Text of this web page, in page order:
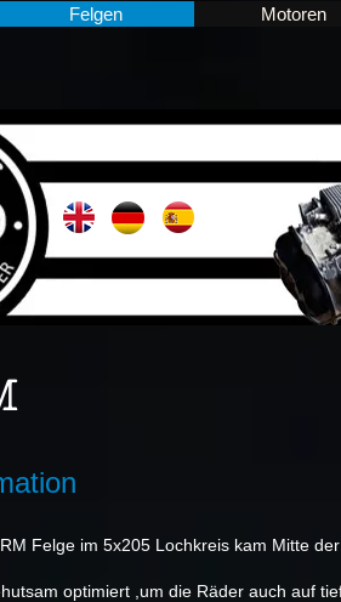
Felgen Motoren
Felge im 5x205 Lochkreis kam Mitte
optimiert ,um die Räder auch auf